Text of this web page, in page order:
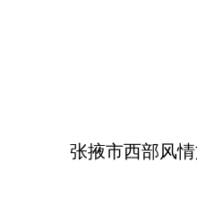
张掖市西部风